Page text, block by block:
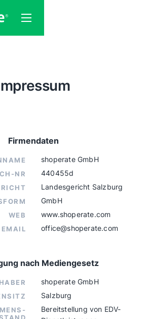
Firmendaten
shoperate GmbH
NR 440455d
Landesgericht Salzburg
GmbH
WEB www.shoperate.com
EMAIL office@shoperate.com
nach Mediengesetz
shoperate GmbH
Salzburg
Bereitstellung von EDV-